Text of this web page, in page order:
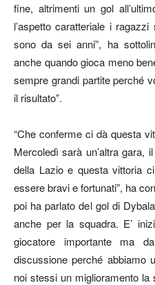
fine, altrimenti un gol
l’aspetto caratteriale i
sono da sei anni”, ha
anche quando gioca meno
sempre grandi partite perché
il risultato”.
“Che conferme ci dà questa
Mercoledì sarà un’altra gara,
della Lazio e questa vittoria
essere bravi e fortunati”, ha
poi ha parlato del gol di
anche per la squadra. E’
giocatore importante ma
discussione perché abbiamo
noi stessi un miglioramento